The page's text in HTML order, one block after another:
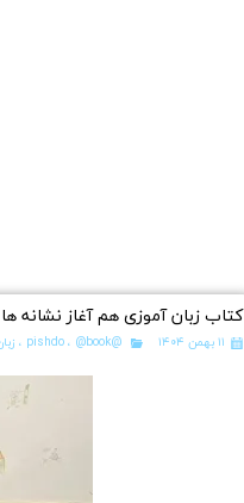
کتاب زبان آموزی هم آغاز نشانه ها
۱۱ بهمن ۱۴۰۴ @pishdo ، @book ،